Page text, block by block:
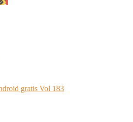
gratis Vol 183